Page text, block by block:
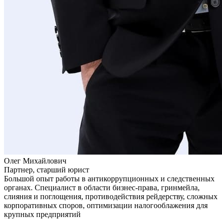
Олег Михайлович
Партнер, старший юрист
Большой опыт работы в антикоррупционных и следственных
органах. Специалист в области бизнес-права, гринмейла,
слияния и поглощения, противодействия рейдерству, сложных
корпоративных споров, оптимизации налогооблажения для
крупных предприятий